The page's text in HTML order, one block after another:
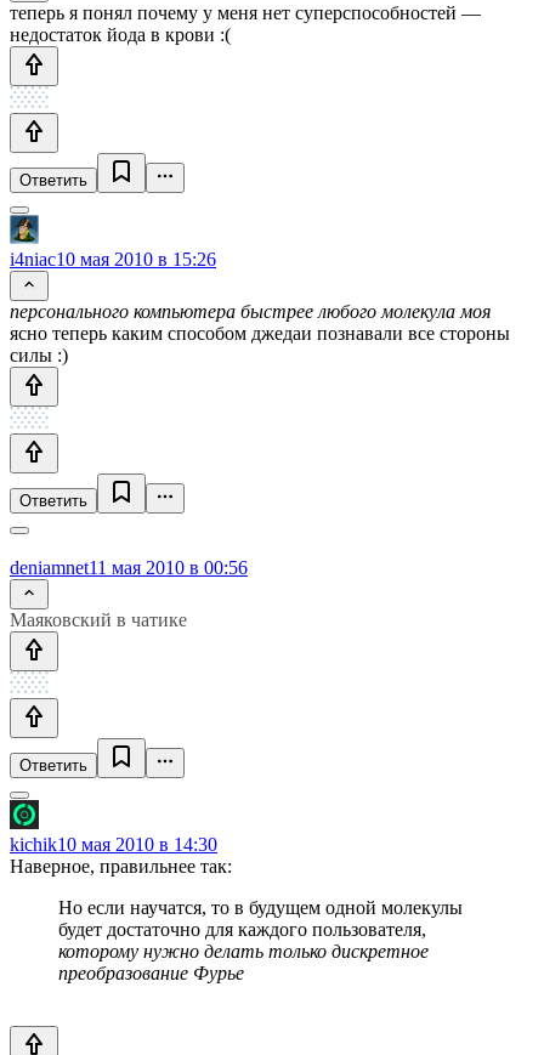
теперь я понял почему у меня нет суперспособностей —
недостаток йода в крови :(
Ответить
i4niac10 мая 2010 в 15:26
персонального компьютера быстрее любого молекула моя
ясно теперь каким способом джедаи познавали все стороны
силы :)
Ответить
deniamnet11 мая 2010 в 00:56
Маяковский в чатике
Ответить
kichik10 мая 2010 в 14:30
Наверное, правильнее так:
Но если научатся, то в будущем одной молекулы
будет достаточно для каждого пользователя,
которому нужно делать только дискретное
преобразование Фурье